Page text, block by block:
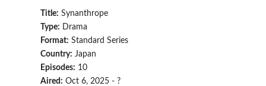
Title: Synanthrope
Type:
Drama
Format: Standard Series
Country: Japan
Episodes: 10
Aired: Oct 6, 2025 - ?